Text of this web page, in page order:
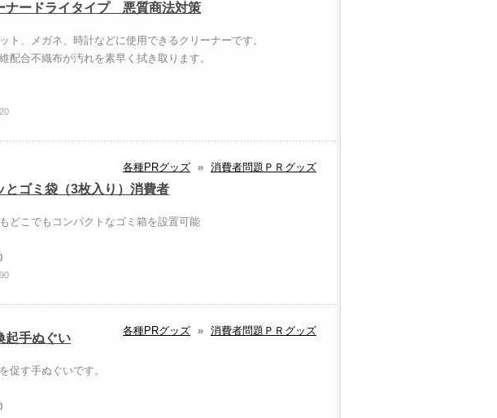
ナードライタイプ 悪質商法対策
ト、メガネ、時計などに使用できるクリーナーです。
配合不織布が汚れを素早く拭き取ります。
各種PRグッズ » 消費者問題ＰＲグッズ
とゴミ袋（3枚入り）消費者
どこでもコンパクトなゴミ箱を設置可能
各種PRグッズ » 消費者問題ＰＲグッズ
起手ぬぐい
促す手ぬぐいです。